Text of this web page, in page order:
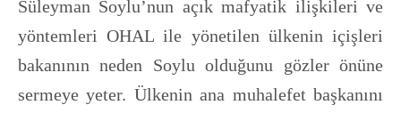
Süleyman Soylu’nun açık mafyatik ilişkileri ve
yöntemleri OHAL ile yönetilen ülkenin içişleri
bakanının neden Soylu olduğunu gözler önüne
sermeye yeter. Ülkenin ana muhalefet başkanını